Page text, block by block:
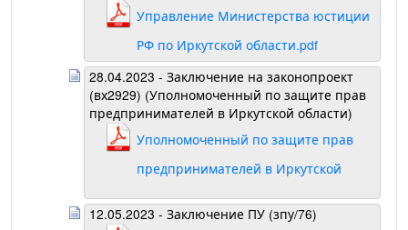
Управление Министерства юстиции
РФ по Иркутской области.pdf
28.04.2023 - Заключение на законопроект
(вх2929) (Уполномоченный по защите прав
предпринимателей в Иркутской области)
Уполномоченный по защите прав
предпринимателей в Иркутской
области.pdf
12.05.2023 - Заключение ПУ (зпу/76)